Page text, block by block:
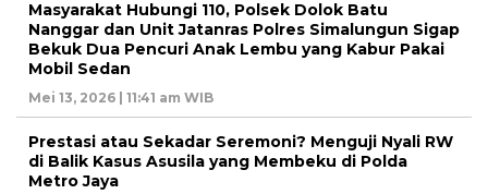
Masyarakat Hubungi 110, Polsek Dolok Batu
Nanggar dan Unit Jatanras Polres Simalungun Sigap
Bekuk Dua Pencuri Anak Lembu yang Kabur Pakai
Mobil Sedan
Mei 13, 2026 | 11:41 am WIB
Prestasi atau Sekadar Seremoni? Menguji Nyali RW
di Balik Kasus Asusila yang Membeku di Polda
Metro Jaya